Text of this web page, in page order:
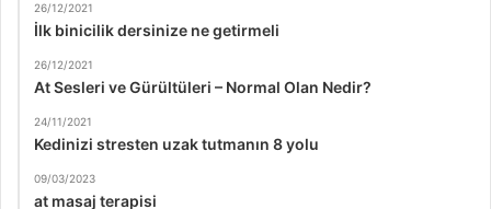
26/12/2021
İlk binicilik dersinize ne getirmeli
26/12/2021
At Sesleri ve Gürültüleri – Normal Olan Nedir?
24/11/2021
Kedinizi stresten uzak tutmanın 8 yolu
09/03/2023
at masaj terapisi